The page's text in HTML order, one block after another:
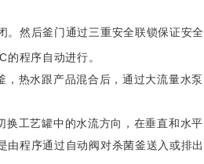
然后釜门通过三重安全联锁保证安
程序自动进行。
热水跟产品混合后，通过大流量水
工艺罐中的水流方向，在垂直和水
程序通过自动阀对杀菌釜送入或排